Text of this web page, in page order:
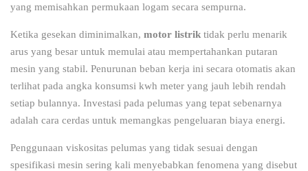
yang memisahkan permukaan logam secara sempurna.
Ketika gesekan diminimalkan, motor listrik tidak perlu menarik
arus yang besar untuk memulai atau mempertahankan putaran
mesin yang stabil. Penurunan beban kerja ini secara otomatis akan
terlihat pada angka konsumsi kwh meter yang jauh lebih rendah
setiap bulannya. Investasi pada pelumas yang tepat sebenarnya
adalah cara cerdas untuk memangkas pengeluaran biaya energi.
Penggunaan viskositas pelumas yang tidak sesuai dengan
spesifikasi mesin sering kali menyebabkan fenomena yang disebut